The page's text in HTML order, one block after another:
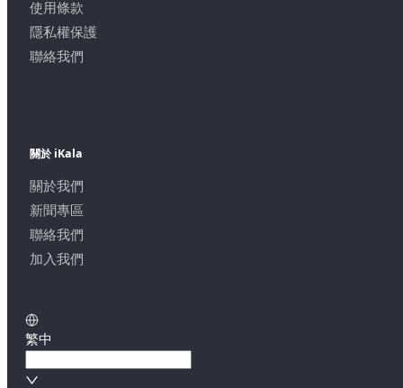
使用條款
隱私權保護
聯絡我們
關於 iKala
關於我們
新聞專區
聯絡我們
加入我們
繁中